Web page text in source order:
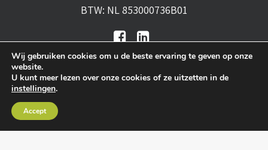
BTW: NL 853000736B01
leveringsvoorwaarden
Wij gebruiken cookies om u de beste ervaring te geven op onze
website.
U kunt meer lezen over onze cookies of ze uitzetten in de
instellingen.
Accept